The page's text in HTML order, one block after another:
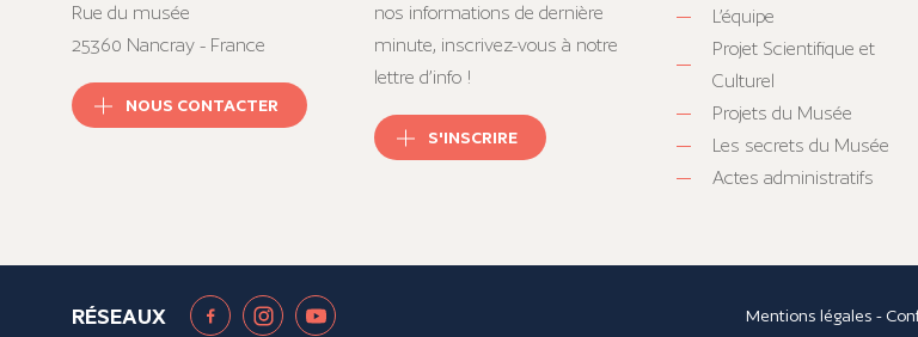
Rue du musée
25360 Nancray - France
NOUS CONTACTER
nos informations de dernière
minute, inscrivez-vous à notre
lettre d’info !
S'INSCRIRE
L’équipe
Projet Scientifique et
Culturel
Projets du Musée
Les secrets du Musée
Actes administratifs
RÉSEAUX Mentions légales -